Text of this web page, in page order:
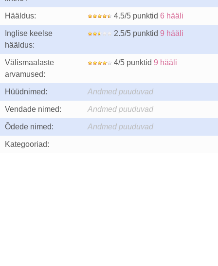
Hääldus: 4.5/5 punktid 6 hääli
Inglise keelse
hääldus:
2.5/5 punktid 9 hääli
Välismaalaste
arvamused:
4/5 punktid 9 hääli
Hüüdnimed: Andmed puuduvad
Vendade nimed: Andmed puuduvad
Õdede nimed: Andmed puuduvad
Kategooriad: